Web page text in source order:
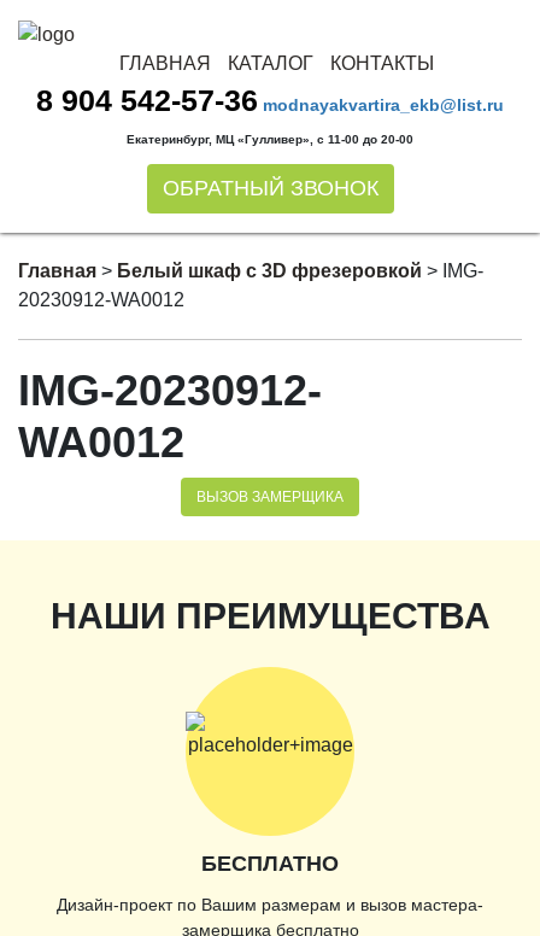
ГЛАВНАЯ КАТАЛОГ КОНТАКТЫ
8 904 542-57-36 modnayakvartira_ekb@list.ru
Екатеринбург, МЦ «Гулливер», с 11-00 до 20-00
ОБРАТНЫЙ ЗВОНОК
Главная > Белый шкаф с 3D фрезеровкой > IMG-
20230912-WA0012
IMG-20230912-
WA0012
ВЫЗОВ ЗАМЕРЩИКА
НАШИ ПРЕИМУЩЕСТВА
БЕСПЛАТНО
Дизайн-проект по Вашим размерам и вызов мастера-
замерщика бесплатно